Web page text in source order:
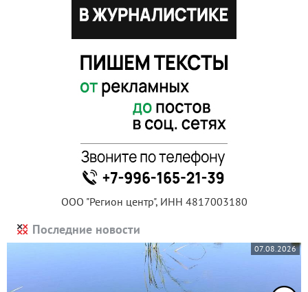
ООО "Регион центр", ИНН 4817003180
Последние новости
07.08.2026